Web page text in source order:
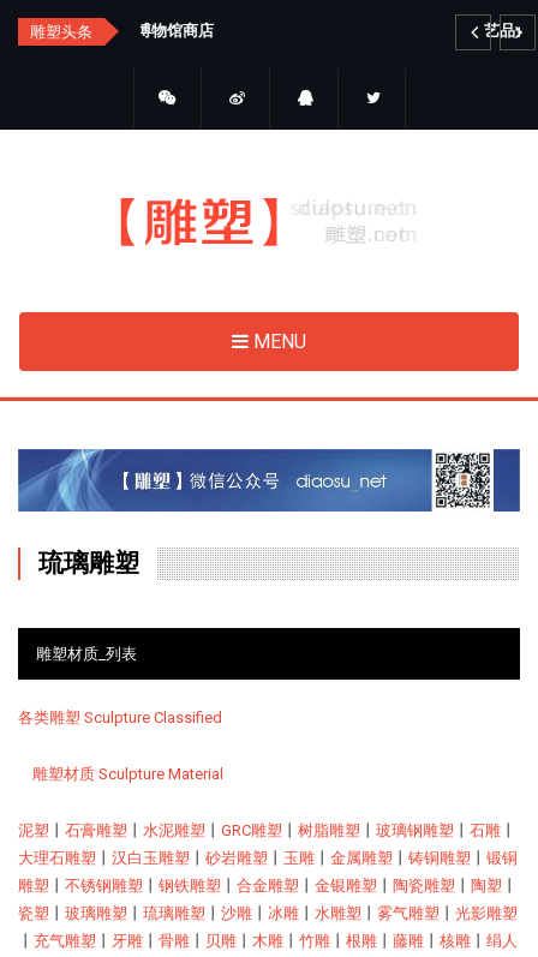
Skip
雕塑头条 艺品金属雕塑
MENU
琉璃雕塑
雕塑材质_列表
各类雕塑 Sculpture Classified
雕塑材质 Sculpture Material
泥塑 丨 石膏雕塑 丨 水泥雕塑 丨 GRC雕塑 丨 树脂雕塑 丨 玻璃钢雕塑 丨 石雕 丨
大理石雕塑 丨 汉白玉雕塑 丨 砂岩雕塑 丨 玉雕 丨 金属雕塑 丨 铸铜雕塑 丨 锻铜
雕塑 丨 不锈钢雕塑 丨 钢铁雕塑 丨 合金雕塑 丨 金银雕塑 丨 陶瓷雕塑 丨 陶塑 丨
瓷塑 丨 玻璃雕塑 丨 琉璃雕塑 丨 沙雕 丨 冰雕 丨 水雕塑 丨 雾气雕塑 丨 光影雕塑
丨 充气雕塑 丨 牙雕 丨 骨雕 丨 贝雕 丨 木雕 丨 竹雕 丨 根雕 丨 藤雕 丨 核雕 丨 绢人